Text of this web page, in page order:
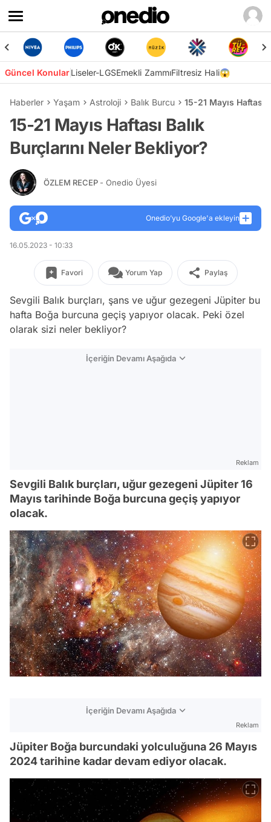
Güncel KonularLiseler-LGSEmekli ZammıFiltresiz Hali😱
Haberler Yaşam Astroloji Balık Burcu 15-21 Mayıs Haftası
15-21 Mayıs Haftası Balık
Burçlarını Neler Bekliyor?
ÖZLEM RECEP - Onedio Üyesi
Onedio’yu Google'a ekleyin
16.05.2023 - 10:33
Favori Yorum Yap Paylaş
Sevgili Balık burçları, şans ve uğur gezegeni Jüpiter bu
hafta Boğa burcuna geçiş yapıyor olacak. Peki özel
olarak sizi neler bekliyor?
İçeriğin Devamı Aşağıda
Reklam
Sevgili Balık burçları, uğur gezegeni Jüpiter 16
Mayıs tarihinde Boğa burcuna geçiş yapıyor
olacak.
İçeriğin Devamı Aşağıda
Reklam
Jüpiter Boğa burcundaki yolculuğuna 26 Mayıs
2024 tarihine kadar devam ediyor olacak.